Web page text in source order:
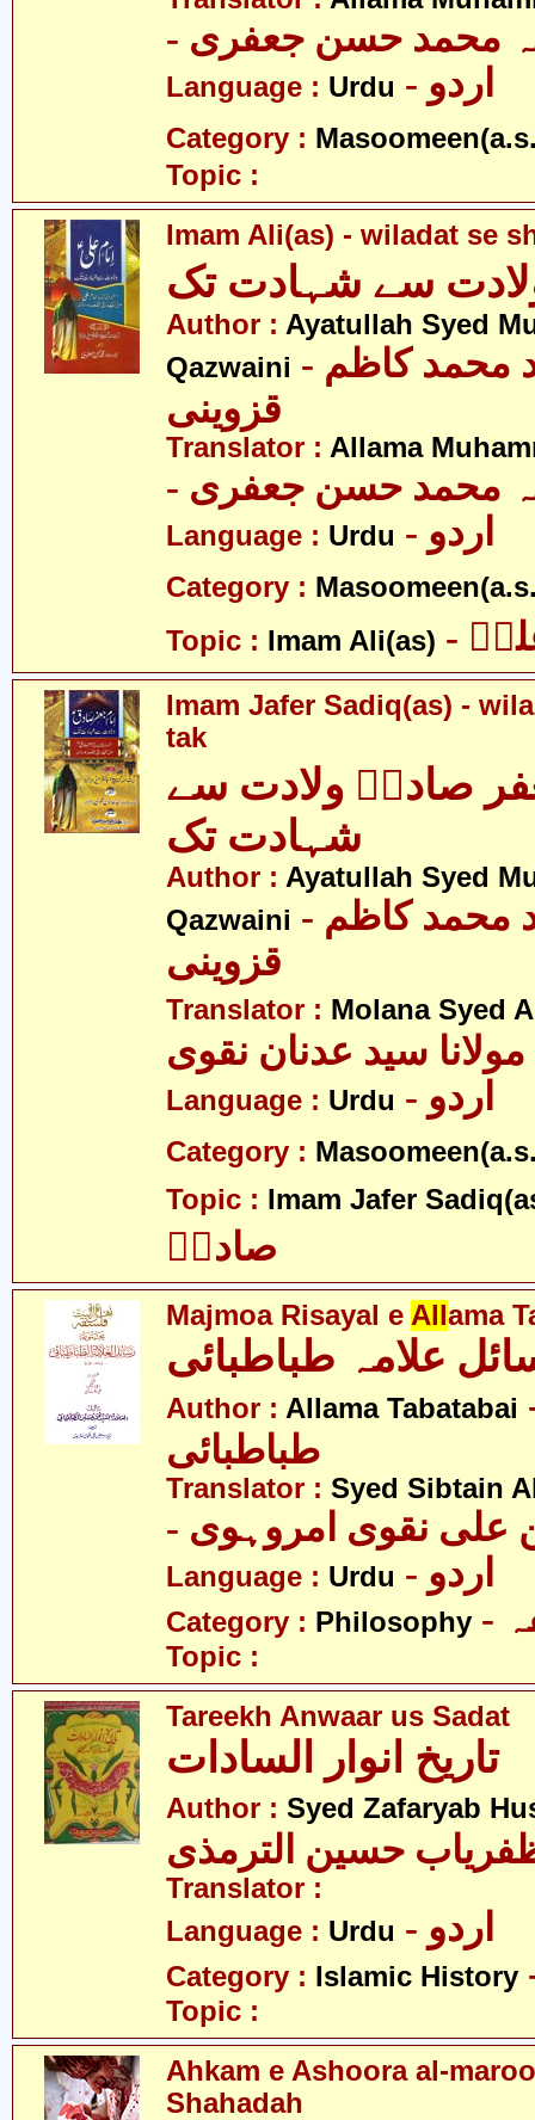
محمد حسن جعفری
Language : Urdu - اردو
Category :
Topic :
Imam Ali(as) - wiladat se
سے شہادت تک
Author : Ayatullah Syed
Qazwaini - آیت اللہ سید محمد کاظم
قزوینی
Translator : Allama
محمد حسن جعفری
Language : Urdu - اردو
Category :
Topic : Imam Ali(as)
Imam Jafer Sadiq(as) -
tak
صادقؑ ولادت سے
شہادت تک
Author : Ayatullah Syed
Qazwaini - آیت اللہ سید محمد کاظم
قزوینی
Translator : Molana Syed
مولانا سید عدنان نقوی
Language : Urdu - اردو
Category :
Topic : Imam Jafer
صادقؑ
Majmoa Risayal e Allama
علامہ طباطبائی
Author : Allama Tabatabai
طباطبائی
Translator : Syed Sibtain
علی نقوی امروہوی
Language : Urdu - اردو
Category : Philosophy
Topic :
Tareekh Anwaar us Sadat
تاریخ انوار السادات
Author : Syed Zafaryab
حسین الترمذی
Translator :
Language : Urdu - اردو
Category : Islamic History
Topic :
Ahkam e Ashoora al-
Shahadah